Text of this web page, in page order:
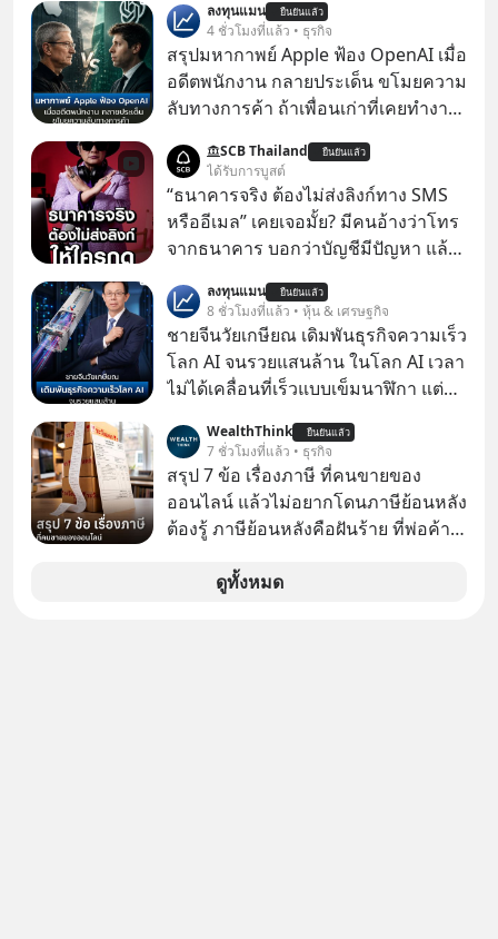
ลงทุนแมน ยืนยันแล้ว
4 ชั่วโมงที่แล้ว • ธุรกิจ
สรุปมหากาพย์ Apple ฟ้อง OpenAI เมื่อ
อดีตพนักงาน กลายประเด็น ขโมยความ
ลับทางการค้า ถ้าเพื่อนเก่าที่เคยทำงาน
เก่าที่เขาเคยทำไว้ ตอนยังอยู่บริษัท
เดียวกัน
SCB Thailand ยืนยันแล้ว
ได้รับการบูสต์
“ธนาคารจริง ต้องไม่ส่งลิงก์ทาง SMS
หรืออีเมล” เคยเจอมั้ย? มีคนอ้างว่าโทร
จากธนาคาร บอกว่าบัญชีมีปัญหา แล้ว
ทันที มาฟัง “ป้าเก๋าเล่ากลโกง” เพื่อรู้ทัน
มุกหลอกลวงในคราบความน่าเชื่อถือ
กันค่ะ #แก้เกมกลโกง #ป้าเก๋าเล่ากล
โกง #LivesSustainably #อยู่อย่าง
#FraudEducation #FinancialLiteracy
#DigitalBankWithHumanTouch
ลงทุนแมน ยืนยันแล้ว
8 ชั่วโมงที่แล้ว • หุ้น & เศรษฐกิจ
ชายจีนวัยเกษียณ เดิมพันธุรกิจความเร็ว
โลก AI จนรวยแสนล้าน ในโลก AI เวลา
ไม่ได้เคลื่อนที่เร็วแบบเข็มนาฬิกา แต่
WealthThink ยืนยันแล้ว
7 ชั่วโมงที่แล้ว • ธุรกิจ
สรุป 7 ข้อ เรื่องภาษี ที่คนขายของ
ออนไลน์ แล้วไม่อยากโดนภาษีย้อนหลัง
ต้องรู้ ภาษีย้อนหลังคือฝันร้าย ที่พ่อค้า
ดูทั้งหมด